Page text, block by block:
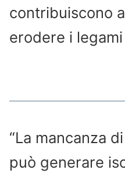
contribuiscono
erodere i legami
“La mancanza
può generare